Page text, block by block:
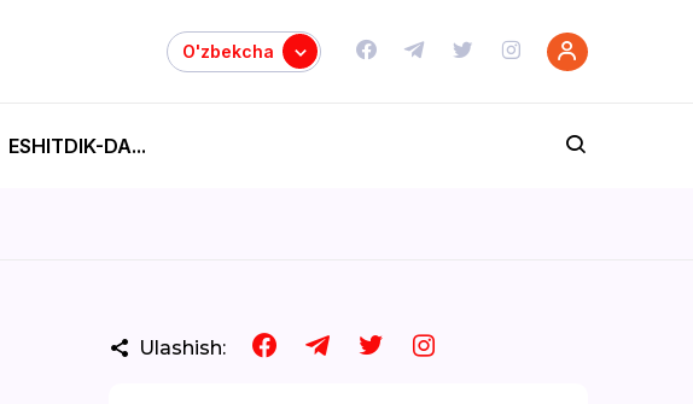
O'zbekcha
ESHITDIK-DA...
Ulashish: